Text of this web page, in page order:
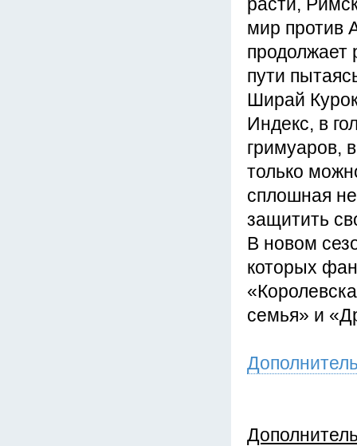
мир против
продолжает
пути
Ширай
Индекс, в
гримуаров,
только
сплошная
защитить
В новом
которых
семья» и